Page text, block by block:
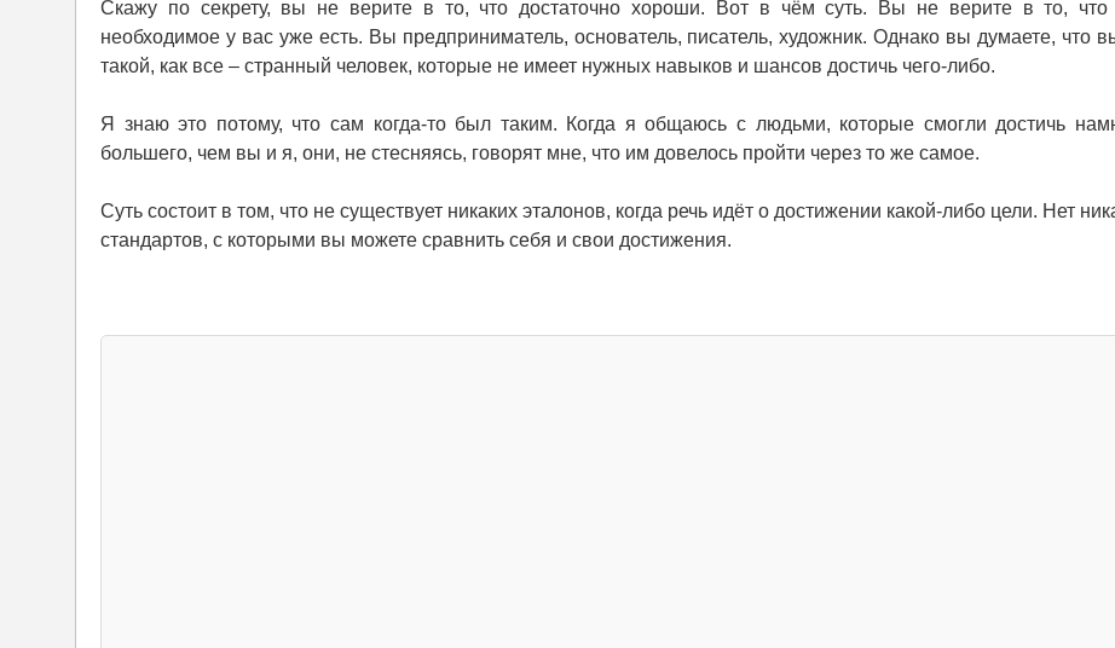
Скажу по секрету, вы не верите в то, что достаточно хороши. Вот в чём суть. Вы не верите в то, что
необходимое у вас уже есть. Вы предприниматель, основатель, писатель, художник. Однако вы думаете, что
такой, как все – странный человек, которые не имеет нужных навыков и шансов достичь чего-либо.
Я знаю это потому, что сам когда-то был таким. Когда я общаюсь с людьми, которые смогли достичь
большего, чем вы и я, они, не стесняясь, говорят мне, что им довелось пройти через то же самое.
Суть состоит в том, что не существует никаких эталонов, когда речь идёт о достижении какой-либо цели. Нет
стандартов, с которыми вы можете сравнить себя и свои достижения.